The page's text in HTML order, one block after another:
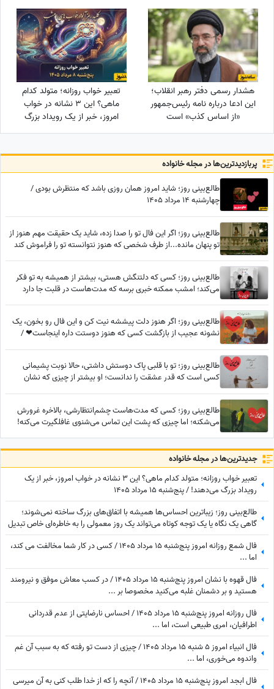
هشدار رسمی دفتر رهبر انقلاب؛
این ادعا درباره نامه رئیس‌جمهور
«از اساس کذب» است
تعبیر خواب روزانه؛ متولد کدام
ماهی؟ این 3 نشانه در خواب
امروز، خبر از یک رویداد بزرگ
پربازدید‌ترین‌ها در مجله خانواده
طالع‌بینی روز؛ شاید امروز همان روزی باشد که منتظرش بودی /
چهارشنبه 14 مرداد 1405
طالع‌بینی روز؛ اگر این فال تو را صدا زده، شاید یک حقیقت مهم هنوز از
تو پنهان مانده...از طرف شخصی که هنوز نتوانسته تو را فراموش کند
طالع‌بینی روز؛ کسی که دلتنگش هستی، بیشتر از همیشه به تو فکر
می‌کند؛ امشب ممکنه خبری برسه که مدت‌هاست در قلبت جا دارد
طالع‌بینی روز؛ اگر هنوز دلت پیششه نیت کن و این فال رو بخون، یک
نشونه عجیب از بازگشت کسی که هنوز دوستت داره اینجاست❤ /
طالع‌بینی روز؛ تو با قلبی پاک دوستش داشتی، حالا نوبت پشیمانی
کسی است که قدر عشقت را ندانست؛ او بیشتر از چیزی که نشان
طالع‌بینی روز؛ کسی که مدت‌هاست چشم‌انتظارشی، بالاخره غرورش
می‌شکنه؛ اما چیزی که پشت این تماس می‌شنوی غافلگیرت می‌کنه!
جدید‌ترین‌ها در مجله خانواده
تعبیر خواب روزانه؛ متولد کدام ماهی؟ این 3 نشانه در خواب امروز، خبر از یک
رویداد بزرگ می‌دهند! / پنج‌شنبه 15 مرداد 1405
طالع‌بینی روز؛ زیباترین احساس‌ها همیشه با اتفاق‌های بزرگ ساخته نمی‌شوند؛
گاهی یک نگاه یا یک توجه کوتاه می‌تواند یک روز معمولی را به خاطره‌ای خاص تبدیل
کند / پنج‌شنبه 15 مرداد 1405
فال شمع روزانه امروز پنج‌شنبه 15 مرداد 1405 / کسی در کار شما مخالفت می کند،
اما ...
فال قهوه با نشان امروز پنج‌شنبه 15 مرداد 1405 / در کسب معاش موفق و نیرومند
هستید و بر دشمنان غلبه می‌کنید مخصوصا بر ...
فال روزانه امروز پنج‌شنبه 15 مرداد 1405 / احساس نارضایتی از عدم قدردانی
اطرافیان، امری طبیعی است، اما ...
فال انبیاء امروز 5 شنبه 15 مرداد 1405 / چیزی از دست تو رفته که به سبب آن غم
واندوه می‌خوری، اما ...
فال ابجد امروز پنج‌شنبه 15 مرداد 1405 / آنچه را که از خدا طلب کنی به آن میرسی